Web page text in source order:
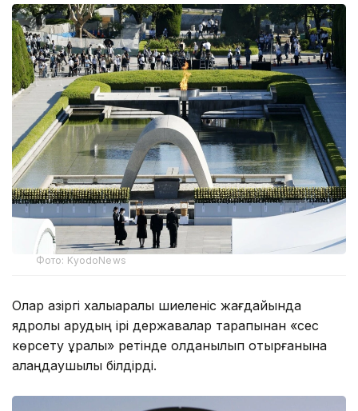
Фото: KyodoNews
Олар қазіргі халықаралық шиеленіс жағдайында
ядролық қарудың ірі державалар тарапынан «сес
көрсету құралы» ретінде қолданылып отырғанына
алаңдаушылық білдірді.